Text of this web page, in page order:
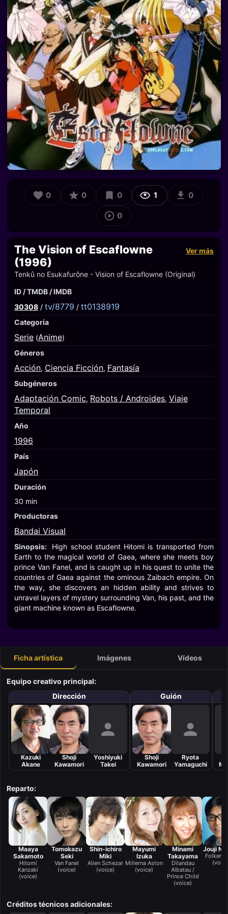
0 0 0 1 0
0
The Vision of Escaflowne
(1996)
Ver más
Tenkû no Esukafurône - Vision of Escaflowne (Original)
ID / TMDB / IMDB
30308 / tv/8779 / tt0138919
Categoría
Serie (Anime)
Géneros
Acción, Ciencia Ficción, Fantasía
Subgéneros
Adaptación Comic, Robots / Androides, Viaje
Temporal
Año
1996
País
Japón
Duración
30 min
Productoras
Bandai Visual
Sinopsis:
High school student Hitomi is transported from
Earth to the magical world of Gaea, where she meets boy
prince Van Fanel, and is caught up in his quest to unite the
countries of Gaea against the ominous Zaibach empire. On
the way, she discovers an hidden ability and strives to
unravel layers of mystery surrounding Van, his past, and the
giant machine known as Escaflowne.
Ficha artística Imágenes Vídeos
Equipo creativo principal:
Dirección
Kazuki
Akane
Shoji
Kawamori
Yoshiyuki
Takei
Guión
Shoji
Kawamori
Ryota
Yamaguchi
Reparto:
Maaya
Sakamoto
Hitomi
Kanzaki
(voice)
Tomokazu
Seki
Van Fanel
(voice)
Shin-ichiro
Miki
Allen Schezar
(voice)
Mayumi
Izuka
Millerna Aston
(voice)
Minami
Takayama
Dilandau
Albatau /
Prince Child
(voice)
Jouji
Folken
Créditos técnicos adicionales: